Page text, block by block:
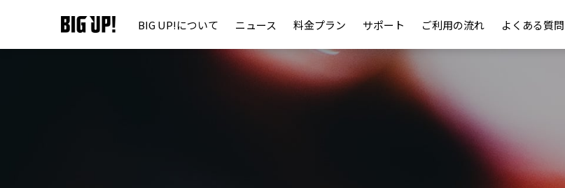
BIG UP!について ニュース 料金プラン サポート ご利用の流れ よくある質問